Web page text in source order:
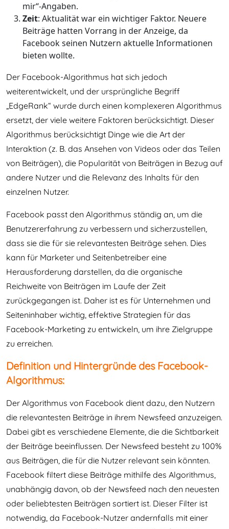
mir“-Angaben.
Zeit: Aktualität war ein wichtiger Faktor. Neuere
Beiträge hatten Vorrang in der Anzeige, da
Facebook seinen Nutzern aktuelle Informationen
bieten wollte.
Der Facebook-Algorithmus hat sich jedoch
weiterentwickelt, und der ursprüngliche Begriff
„EdgeRank“ wurde durch einen komplexeren Algorithmus
ersetzt, der viele weitere Faktoren berücksichtigt. Dieser
Algorithmus berücksichtigt Dinge wie die Art der
Interaktion (z. B. das Ansehen von Videos oder das Teilen
von Beiträgen), die Popularität von Beiträgen in Bezug auf
andere Nutzer und die Relevanz des Inhalts für den
einzelnen Nutzer.
Facebook passt den Algorithmus ständig an, um die
Benutzererfahrung zu verbessern und sicherzustellen,
dass sie die für sie relevantesten Beiträge sehen. Dies
kann für Marketer und Seitenbetreiber eine
Herausforderung darstellen, da die organische
Reichweite von Beiträgen im Laufe der Zeit
zurückgegangen ist. Daher ist es für Unternehmen und
Seiteninhaber wichtig, effektive Strategien für das
Facebook-Marketing zu entwickeln, um ihre Zielgruppe
zu erreichen.
Definition und Hintergründe des Facebook-
Algorithmus:
Der Algorithmus von Facebook dient dazu, den Nutzern
die relevantesten Beiträge in ihrem Newsfeed anzuzeigen.
Dabei gibt es verschiedene Elemente, die die Sichtbarkeit
der Beiträge beeinflussen. Der Newsfeed besteht zu 100%
aus Beiträgen, die für die Nutzer relevant sein könnten.
Facebook filtert diese Beiträge mithilfe des Algorithmus,
unabhängig davon, ob der Newsfeed nach den neuesten
oder beliebtesten Beiträgen sortiert ist. Dieser Filter ist
notwendig, da Facebook-Nutzer andernfalls mit einer